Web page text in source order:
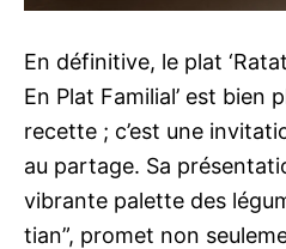
En définitive, le plat
En Plat Familial’ est bien
recette ; c’est une
au partage. Sa
vibrante palette des
tian”, promet non